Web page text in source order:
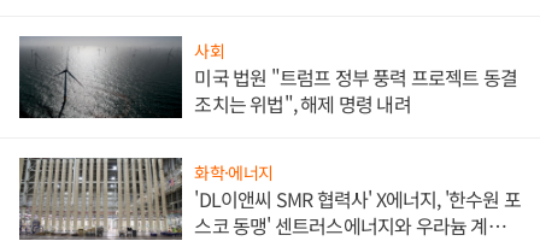
사회
미국 법원 "트럼프 정부 풍력 프로젝트 동결
조치는 위법", 해제 명령 내려
화학·에너지
'DL이앤씨 SMR 협력사' X에너지, '한수원 포
스코 동맹' 센트러스에너지와 우라늄 계약